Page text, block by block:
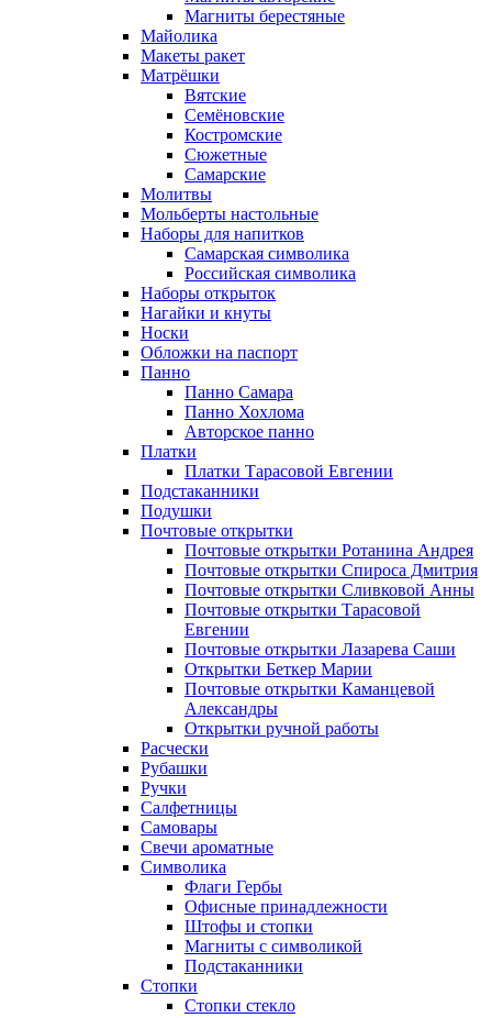
Магниты берестяные
Майолика
Макеты ракет
Матрёшки
Вятские
Семёновские
Костромские
Сюжетные
Самарские
Молитвы
Мольберты настольные
Наборы для напитков
Самарская символика
Российская символика
Наборы открыток
Нагайки и кнуты
Носки
Обложки на паспорт
Панно
Панно Самара
Панно Хохлома
Авторское панно
Платки
Платки Тарасовой Евгении
Подстаканники
Подушки
Почтовые открытки
Почтовые открытки Ротанина Андрея
Почтовые открытки Спироса Дмитрия
Почтовые открытки Сливковой Анны
Почтовые открытки Тарасовой
Евгении
Почтовые открытки Лазарева Саши
Открытки Беткер Марии
Почтовые открытки Каманцевой
Александры
Открытки ручной работы
Расчески
Рубашки
Ручки
Салфетницы
Самовары
Свечи ароматные
Символика
Флаги Гербы
Офисные принадлежности
Штофы и стопки
Магниты с символикой
Подстаканники
Стопки
Стопки стекло